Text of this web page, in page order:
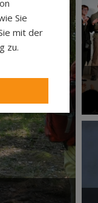
Veranstaltungen
Sie
mit der
zu.